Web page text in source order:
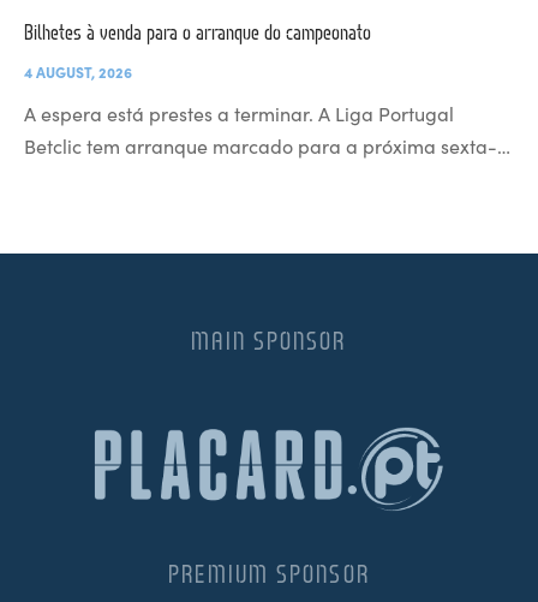
Bilhetes à venda para o arranque do campeonato
4 AUGUST, 2026
A espera está prestes a terminar. A Liga Portugal
Betclic tem arranque marcado para a próxima sexta-…
MAIN SPONSOR
PREMIUM SPONSOR